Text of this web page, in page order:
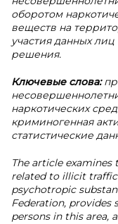
оборотом
веществ на
участия данных
решения.
Ключевые слова:
наркотических
криминогенная
статистические
The article examines
related to illicit
psychotropic
Federation,
persons in this area,